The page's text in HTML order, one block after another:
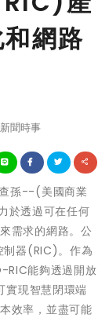
網路
新聞時事
孫--(美國商業
於透過可在任何
需求的網路。公
制器(RIC)。作為
RIC能夠透過開放
實現智慧閉環端
效率，並盡可能